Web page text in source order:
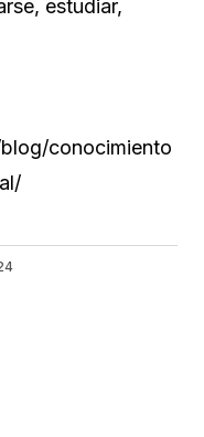
estudiar,
conocimiento